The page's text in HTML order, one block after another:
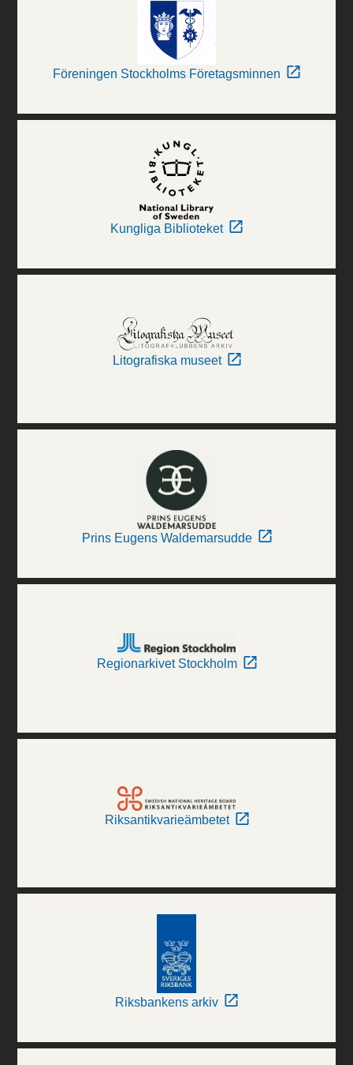
Föreningen Stockholms Företagsminnen
Kungliga Biblioteket
Litografiska museet
Prins Eugens Waldemarsudde
Regionarkivet Stockholm
Riksantikvarieämbetet
Riksbankens arkiv